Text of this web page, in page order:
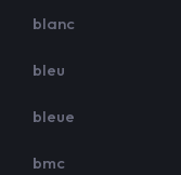
blanc
bleu
bleue
bmc